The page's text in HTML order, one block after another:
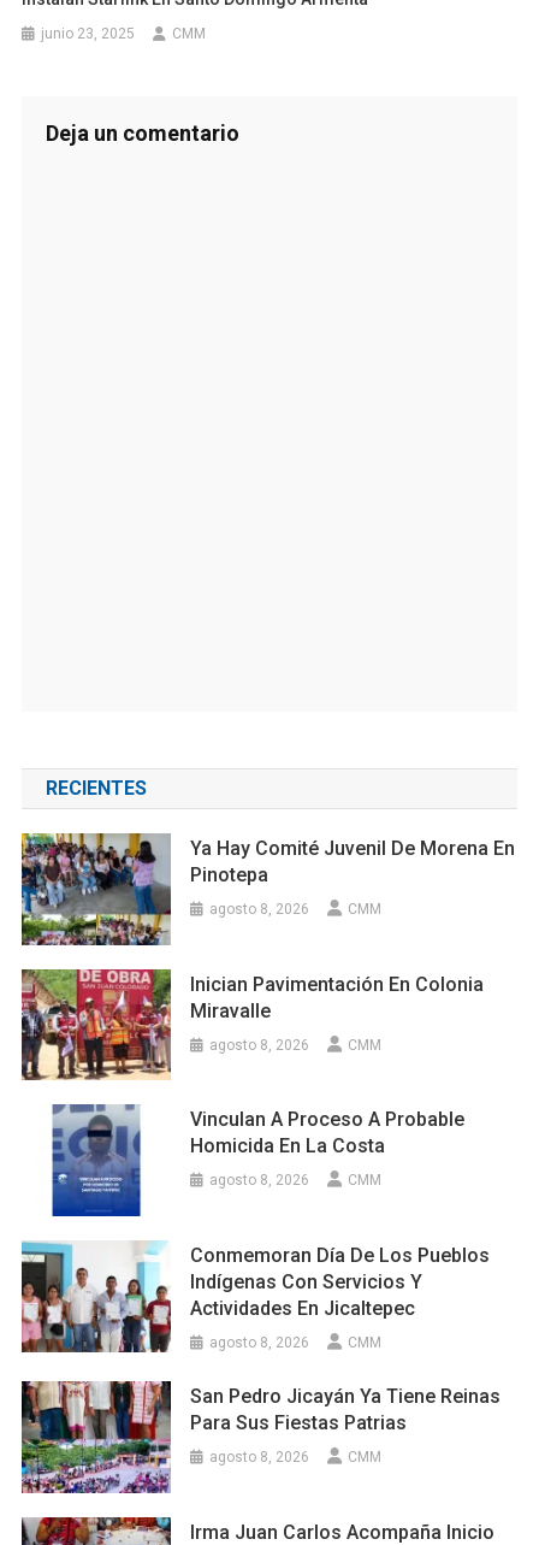
junio 23, 2025 CMM
Deja un comentario
RECIENTES
Ya Hay Comité Juvenil De Morena En
Pinotepa
agosto 8, 2026 CMM
Inician Pavimentación En Colonia
Miravalle
agosto 8, 2026 CMM
Vinculan A Proceso A Probable
Homicida En La Costa
agosto 8, 2026 CMM
Conmemoran Día De Los Pueblos
Indígenas Con Servicios Y
Actividades En Jicaltepec
agosto 8, 2026 CMM
San Pedro Jicayán Ya Tiene Reinas
Para Sus Fiestas Patrias
agosto 8, 2026 CMM
Irma Juan Carlos Acompaña Inicio